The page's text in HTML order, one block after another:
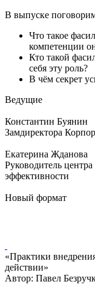
В выпуске
Что такое
компетенции
Кто такой
себя эту роль?
В чём секрет
Ведущие
Константин Буянин
Замдиректора
Екатерина Жданова
Руководитель
эффективности
Новый формат
«Практики
действии»
Автор: Павел